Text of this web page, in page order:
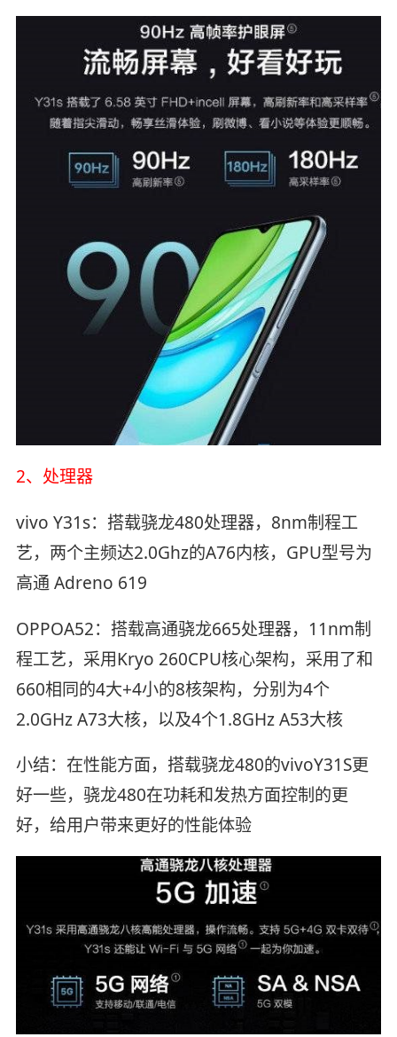
2、处理器
vivo Y31s：搭载骁龙480处理器，8nm制程工
艺，两个主频达2.0Ghz的A76内核，GPU型号为
高通 Adreno 619
OPPOA52：搭载高通骁龙665处理器，11nm制
程工艺，采用Kryo 260CPU核心架构，采用了和
660相同的4大+4小的8核架构，分别为4个
2.0GHz A73大核，以及4个1.8GHz A53大核
​小结：在性能方面，搭载骁龙480的vivoY31S更
好一些，骁龙480在功耗和发热方面控制的更
好，给用户带来更好的性能体验